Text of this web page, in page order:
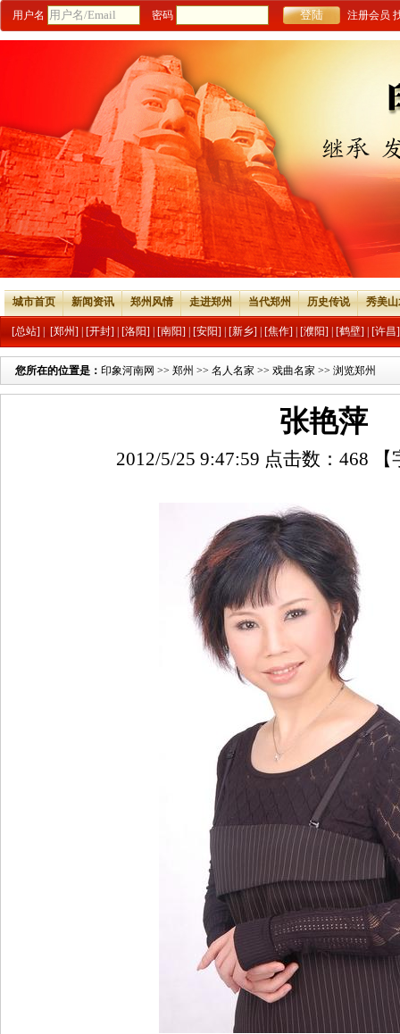
用户名 密码 注册会员
城市首页 新闻资讯 郑州风情 走进郑州 当代郑州 历史传说 秀美
[总站] [郑州] [开封] [洛阳] [南阳] [安阳] [新乡] [焦作] [濮阳] [鹤壁] [许昌]
您所在的位置是： 印象河南网 >> 郑州 >> 名人名家 >> 戏曲名家 >> 浏览郑州
张艳萍
2012/5/25 9:47:59 点击数： 468